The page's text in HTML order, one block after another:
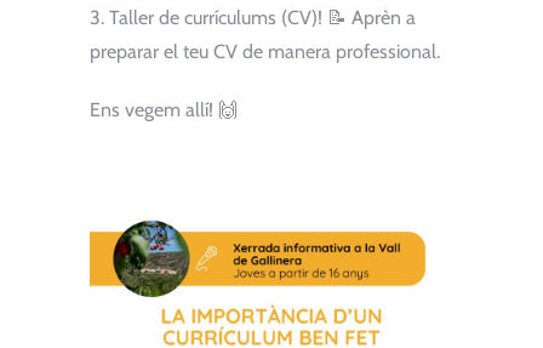
3. Taller de currículums (CV)! 📝 Aprèn a
preparar el teu CV de manera professional.
Ens vegem allí! 🙌